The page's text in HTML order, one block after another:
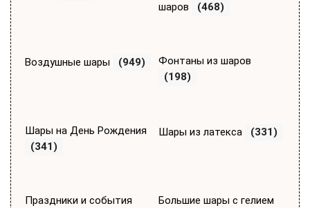
шаров
(468)
Воздушные шары (949)
Фонтаны из шаров
(198)
Шары на День Рождения
(341)
Шары из латекса (331)
Праздники и события
Большие шары с гелием